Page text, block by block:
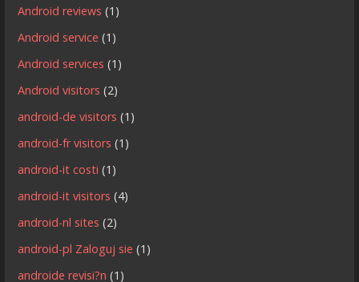
Android reviews (1)
Android service (1)
Android services (1)
Android visitors (2)
android-de visitors (1)
android-fr visitors (1)
android-it costi (1)
android-it visitors (4)
android-nl sites (2)
android-pl Zaloguj sie (1)
androide revisi?n (1)